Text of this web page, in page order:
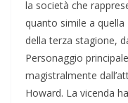
la società che
quanto simile a
della terza stagione,
Personaggio
magistralmente
Howard. La vicenda